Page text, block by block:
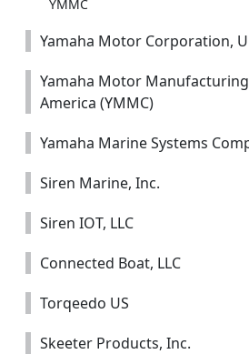
YMMC
Yamaha Motor Corporation,
Yamaha Motor
America (YMMC)
Yamaha Marine Systems
Siren Marine, Inc.
Siren IOT, LLC
Connected Boat, LLC
Torqeedo US
Skeeter Products, Inc.